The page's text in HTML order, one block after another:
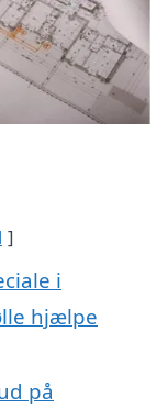
i
hjælpe
på